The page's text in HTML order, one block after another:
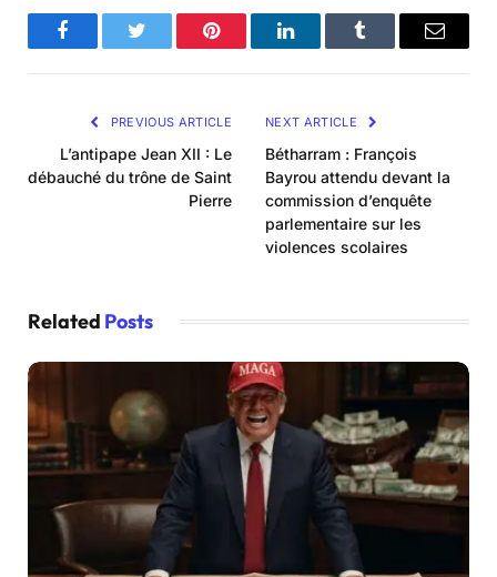
FacebookTwitter Pinterest LinkedInTumblr Email
PREVIOUS ARTICLE
L’antipape Jean XII : Le
débauché du trône de Saint
Pierre
NEXT ARTICLE
Bétharram : François
Bayrou attendu devant la
commission d’enquête
parlementaire sur les
violences scolaires
Related Posts